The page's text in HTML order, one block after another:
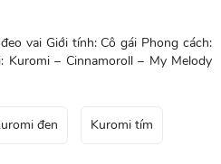
vai Giới tính: Cô gái Phong cách:
Kuromi – Cinnamoroll – My Melody
đen Kuromi tím